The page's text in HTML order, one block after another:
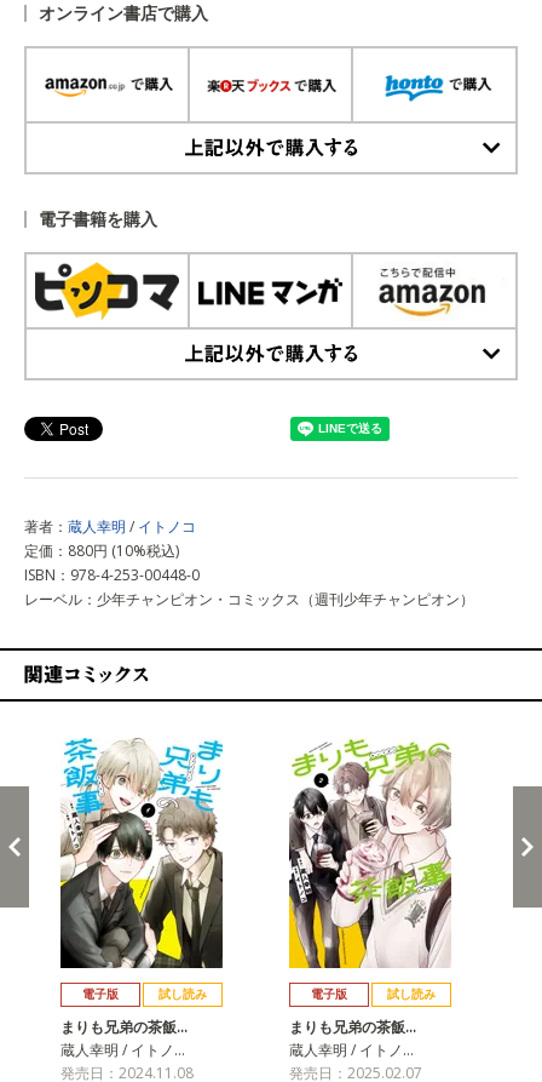
オンライン書店で購入
電子書籍を購入
著者： 蔵人幸明 / イトノコ
定価：880円 (10%税込)
ISBN：978-4-253-00448-0
レーベル：少年チャンピオン・コミックス（週刊少年チャンピオン）
電子版 試し読み
まりも兄弟の茶飯…
蔵人幸明 / イトノ…
発売日：2024.11.08
電子版 試し読み
まりも兄弟の茶飯…
蔵人幸明 / イトノ…
発売日：2025.02.07